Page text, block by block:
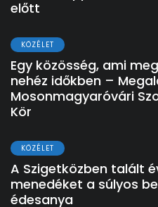
előtt
KÖZÉLET
Egy közösség, ami
nehéz időkben –
Mosonmagyaróvári
Kör
KÖZÉLET
A Szigetközben talált
menedéket a súlyos
édesanya